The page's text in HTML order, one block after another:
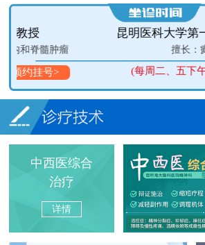
昆明医科大学第一附属医院
擅长：癫痫、颅内肿瘤
(每周二、五下午坐诊) 预约
中西医综合
治疗
详情